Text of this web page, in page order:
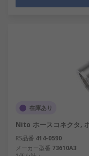
在庫あり
Nito ホースコネクタ,
RS品番 414-0590
メーカー型番 73610A3